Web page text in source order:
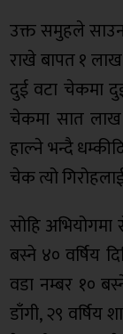
उक्त समुहले साउन
राखे बापत १
दुई वटा चेकमा
चेकमा सात लाख
हाल्ने भन्दै
चेक त्यो
सोहि अभियोगमा
बस्ने ४० वर्षिय
वडा नम्बर १०
डाँगी, २९ वर्षिय